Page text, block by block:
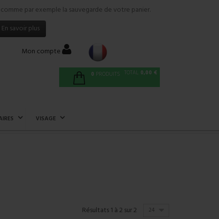
par exemple la sauvegarde de votre panier.
En savoir plus
Mon compte
0 PRODUITS TOTAL 0,00 €
VISAGE
Résultats 1 à 2 sur 2 24